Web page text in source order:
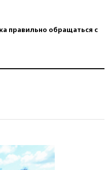
правильно обращаться с